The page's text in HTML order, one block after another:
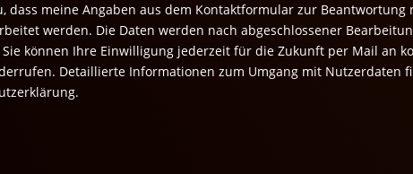
dass meine Angaben aus dem Kontaktformular zur Beantwortung
werden. Die Daten werden nach abgeschlossener
können Ihre Einwilligung jederzeit für die Zukunft per Mail an
Detaillierte Informationen zum Umgang mit Nutzerdaten